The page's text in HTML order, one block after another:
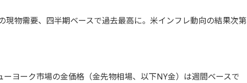
現物需要、四半期ベースで過去最高に。米インフレ動向の結果次第
ヨーク市場の金価格（金先物相場、以下NY金）は週間ベースで